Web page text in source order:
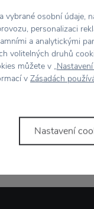
a anglickými
je navícrozdělený
pestré a navíc
ovoce.
trouby.
vybrané osobní údaje,
personalizaci
a analytickými
volitelných druhů
můžete v „
v Zásadách
Nastavení